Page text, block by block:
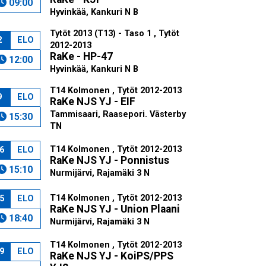
09:00
Hyvinkää, Kankuri N B
ELO
12:00
Tytöt 2013 (T13) - Taso 1 , Tytöt
2012-2013
RaKe - HP-47
Hyvinkää, Kankuri N B
ELO
15:30
T14 Kolmonen , Tytöt 2012-2013
RaKe NJS YJ - EIF
Tammisaari, Raasepori. Västerby
TN
ELO
15:10
T14 Kolmonen , Tytöt 2012-2013
RaKe NJS YJ - Ponnistus
Nurmijärvi, Rajamäki 3 N
ELO
18:40
T14 Kolmonen , Tytöt 2012-2013
RaKe NJS YJ - Union Plaani
Nurmijärvi, Rajamäki 3 N
ELO
T14 Kolmonen , Tytöt 2012-2013
RaKe NJS YJ - KoiPS/PPS